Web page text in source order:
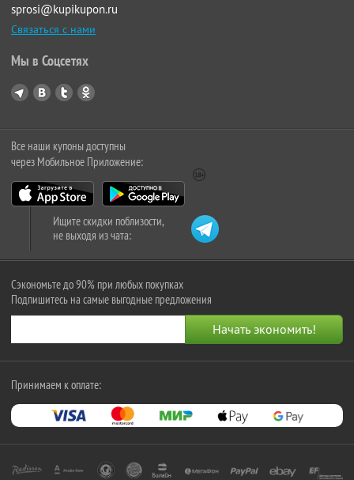
sprosi@kupikupon.ru
Связаться с нами
Мы в Соцсетях
Все наши купоны доступны
через Мобильное Приложение:
Ищите скидки поблизости,
не выходя из чата:
Сэкономьте до 90% при любых покупках
Подпишитесь на самые выгодные предложения
Принимаем к оплате: